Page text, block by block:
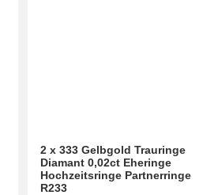
2 x 333 Gelbgold Trauringe
Diamant 0,02ct Eheringe
Hochzeitsringe Partnerringe
R233